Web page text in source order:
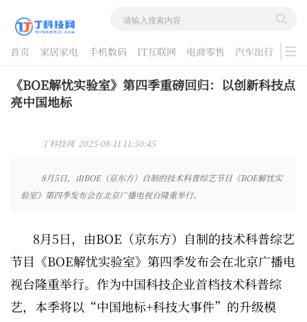
首页 家居家电 手机数码 IT互联网 电商零售 汽车出行
游戏
酷品评测
《BOE解忧实验室》第四季重磅回归：以创新科技点
亮中国地标
丁科技网 2025-08-11 11:50:45
8月5日，由BOE（京东方）自制的技术科普综艺节目《BOE解忧实
验室》第四季发布会在北京广播电视台隆重举行。
8月5日，由BOE（京东方）自制的技术科普综艺
节目《BOE解忧实验室》第四季发布会在北京广播电
视台隆重举行。作为中国科技企业首档技术科普综
艺，本季将以“中国地标+科技大事件”的升级模